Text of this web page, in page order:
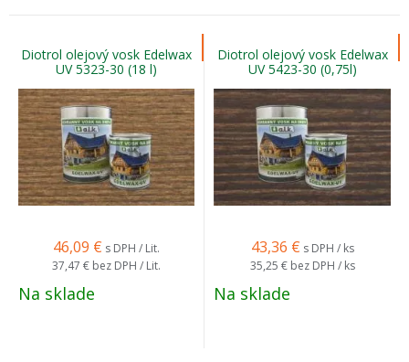
Diotrol olejový vosk Edelwax
UV 5323-30 (18 l)
46,09 € s DPH / Lit.
37,47 € bez DPH / Lit.
Na sklade
Diotrol olejový vosk Edelwax
UV 5423-30 (0,75l)
43,36 € s DPH / ks
35,25 € bez DPH / ks
Na sklade